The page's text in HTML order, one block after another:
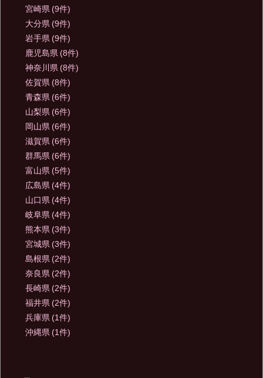
宮崎県 (9件)
大分県 (9件)
岩手県 (9件)
鹿児島県 (8件)
神奈川県 (8件)
佐賀県 (8件)
青森県 (6件)
山梨県 (6件)
岡山県 (6件)
滋賀県 (6件)
群馬県 (6件)
富山県 (5件)
広島県 (4件)
山口県 (4件)
岐阜県 (4件)
熊本県 (3件)
宮城県 (3件)
島根県 (2件)
奈良県 (2件)
長崎県 (2件)
福井県 (2件)
兵庫県 (1件)
沖縄県 (1件)